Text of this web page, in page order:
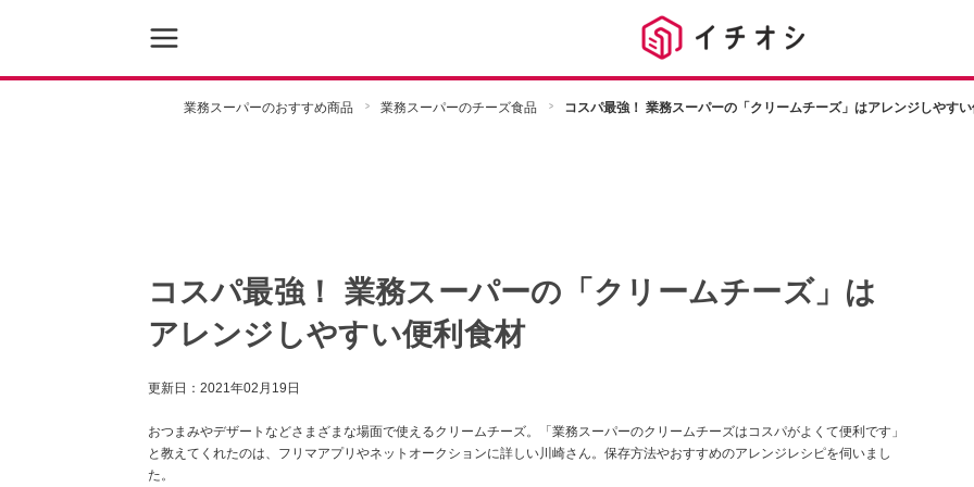
業務スーパーのおすすめ商品 業務スーパーのチーズ食品 コスパ最強！ 業務スーパーの「クリームチーズ」はアレンジしやす
コスパ最強！ 業務スーパーの「クリームチーズ」は
アレンジしやすい便利食材
更新日： 2021年02月19日
おつまみやデザートなどさまざまな場面で使えるクリームチーズ。「業務スーパーのクリームチーズはコスパがよくて便利です」
と教えてくれたのは、フリマアプリやネットオークションに詳しい川崎さん。保存方法やおすすめのアレンジレシピを伺いまし
た。